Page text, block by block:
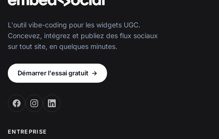
L'outil vibe-coding pour les widgets UGC.
Concevez, intégrez et publiez des flux sociaux
sur tout site, en quelques minutes.
Démarrer l'essai gratuit →
ENTREPRISE